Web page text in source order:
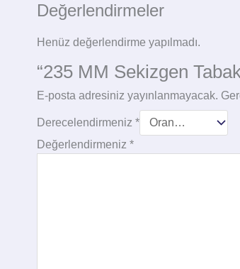
Değerlendirmeler
Henüz değerlendirme yapılmadı.
“235 MM Sekizgen
E-posta adresiniz yayınlanmayacak.
Derecelendirmeniz *
Değerlendirmeniz *